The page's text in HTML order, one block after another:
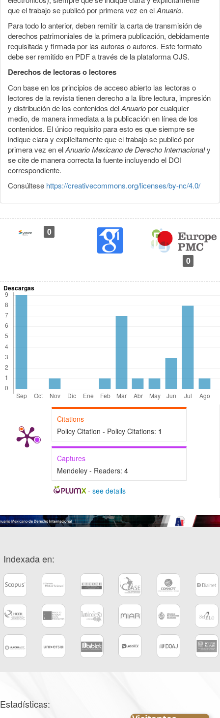
que el trabajo se publicó por primera vez en elAnuario.
Para todo lo anterior, deben remitir la carta de transmisión de
derechos patrimoniales de la primera publicación, debidamente
requisitada y firmada por las autoras o autores. Este formato
debe ser remitido en PDF a través de la plataforma OJS.
Derechos de lectoras o lectores
Con base en los principios de acceso abierto las lectoras o
lectores de la revista tienen derecho a la libre lectura, impresión
y distribución de los contenidos delAnuariopor cualquier
medio, de manera inmediata a la publicación en línea de los
contenidos. El único requisito para esto es que siempre se
indique clara y explícitamente que el trabajo se publicó por
primera vez en elAnuario Mexicano de Derecho Internacionaly
se cite de manera correcta la fuente incluyendo el DOI
correspondiente.
Consúltese https://creativecommons.org/licenses/by-nc/4.0/
0
0
Descargas
Citations
Policy Citation - Policy Citations: 1
Captures
Mendeley - Readers: 4
- see details
Indexada en:
Estadísticas: